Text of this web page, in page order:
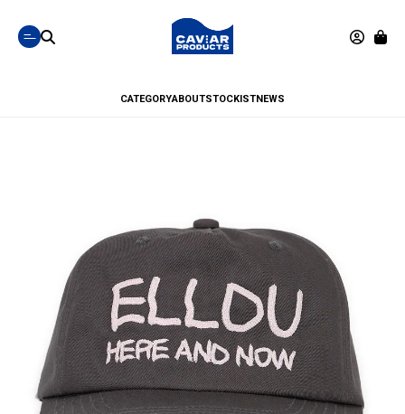
CATEGORYABOUTSTOCKISTNEWS